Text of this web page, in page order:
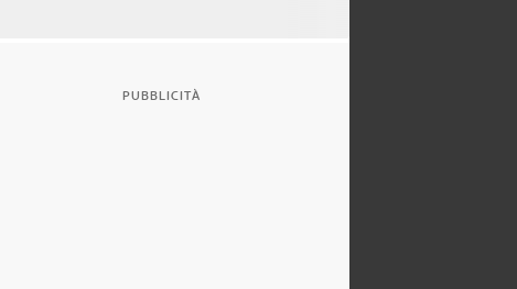
PUBBLICITÀ